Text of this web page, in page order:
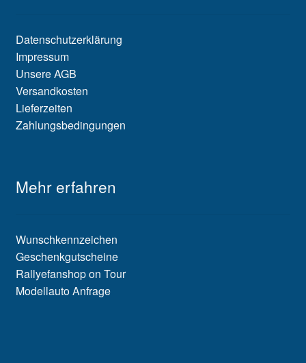
Datenschutzerklärung
Impressum
Unsere AGB
Versandkosten
Lieferzeiten
Zahlungsbedingungen
Mehr erfahren
Wunschkennzeichen
Geschenkgutscheine
Rallyefanshop on Tour
Modellauto Anfrage